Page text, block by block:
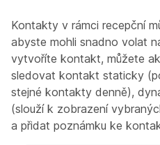
Kontakty v rámci recepční
abyste mohli snadno volat
vytvoříte kontakt, můžete
sledovat kontakt staticky
stejné kontakty denně),
(slouží k zobrazení
a přidat poznámku ke